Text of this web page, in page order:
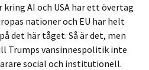
AI och USA har ett övertag
nationer och EU har helt
det här tåget. Så är det, men
Trumps vansinnespolitik inte
social och institutionell.